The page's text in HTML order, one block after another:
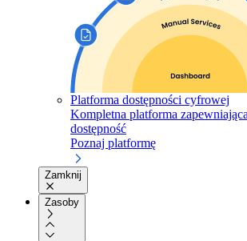
Platforma dostępności cyfrowej
Kompletna platforma
dostępność
Poznaj platformę
Zamknij
Zasoby